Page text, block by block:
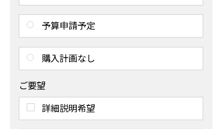
予算申請予定
購入計画なし
ご要望
詳細説明希望